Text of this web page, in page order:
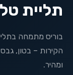
תליית
בוריס מתמחה
הקירות – בטון,
ומהיר.